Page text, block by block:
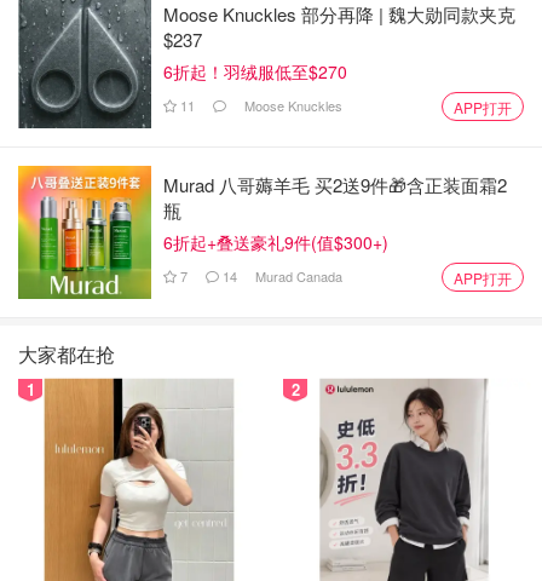
Moose Knuckles 部分再降 | 魏大勋同款夹克
$237
6折起！羽绒服低至$270
11 Moose Knuckles APP打开
Murad 八哥薅羊毛 买2送9件🎁含正装面霜2
瓶
6折起+叠送豪礼9件(值$300+)
7 14 Murad Canada APP打开
大家都在抢
1 2